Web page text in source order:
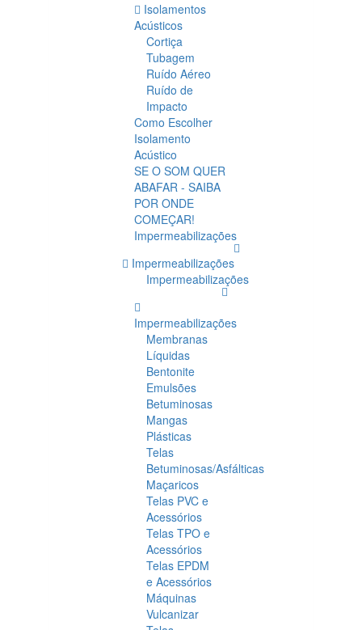
Isolamentos
Acústicos
Cortiça
Tubagem
Ruído Aéreo
Ruído de
Impacto
Como Escolher
Isolamento
Acústico
SE O SOM QUER
ABAFAR - SAIBA
POR ONDE
COMEÇAR!
Impermeabilizações
Impermeabilizações
Impermeabilizações
Impermeabilizações
Membranas
Líquidas
Bentonite
Emulsões
Betuminosas
Mangas
Plásticas
Telas
Betuminosas/Asfálticas
Maçaricos
Telas PVC e
Acessórios
Telas TPO e
Acessórios
Telas EPDM
e Acessórios
Máquinas
Vulcanizar